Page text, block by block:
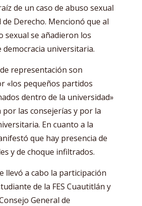
de un caso de abuso sexual
de Derecho. Mencionó que al
sexual se añadieron los
democracia universitaria.
representación son
«los pequeños partidos
dentro de la universidad»
las consejerías y por la
En cuanto a la
que hay presencia de
y de choque infiltrados.
llevó a cabo la participación
de la FES Cuautitlán y
General de